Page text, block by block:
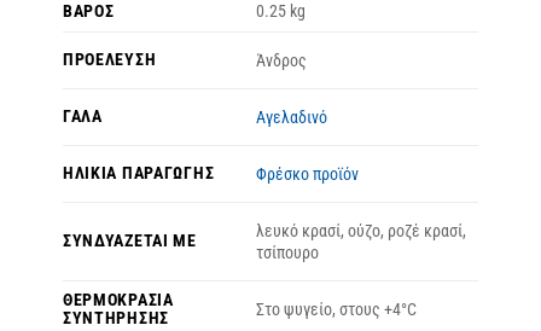
ΒΆΡΟΣ 0.25 kg
ΠΡΟΈΛΕΥΣΗ Άνδρος
ΓΆΛΑ Αγελαδινό
ΗΛΙΚΊΑ ΠΑΡΑΓΩΓΉΣ Φρέσκο προϊόν
ΣΥΝΔΥΆΖΕΤΑΙ ΜΕ
λευκό κρασί, ούζο, ροζέ κρασί,
τσίπουρο
ΘΕΡΜΟΚΡΑΣΊΑ
ΣΥΝΤΉΡΗΣΗΣ
Στο ψυγείο, στους +4°C